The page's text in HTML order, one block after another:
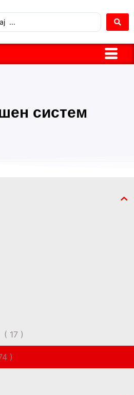
систем
( 17 )
)